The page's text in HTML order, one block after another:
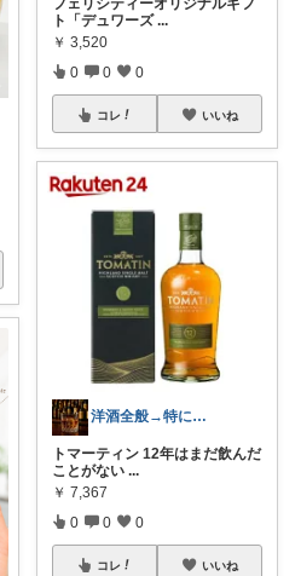
フェリシティーオリジナルギフ
ト「デュワーズ ...
￥ 3,520
0 0 0
コレ いいね
洋酒全般→特にシングルモルト好き
トマーティン 12年はまだ飲んだ
ことがない ...
￥ 7,367
0 0 0
コレ いいね